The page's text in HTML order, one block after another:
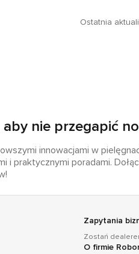
Ostatnia
nie przegapić
innowacjami w
i praktycznymi poradami.
Zapytania
Zostań
O firmie